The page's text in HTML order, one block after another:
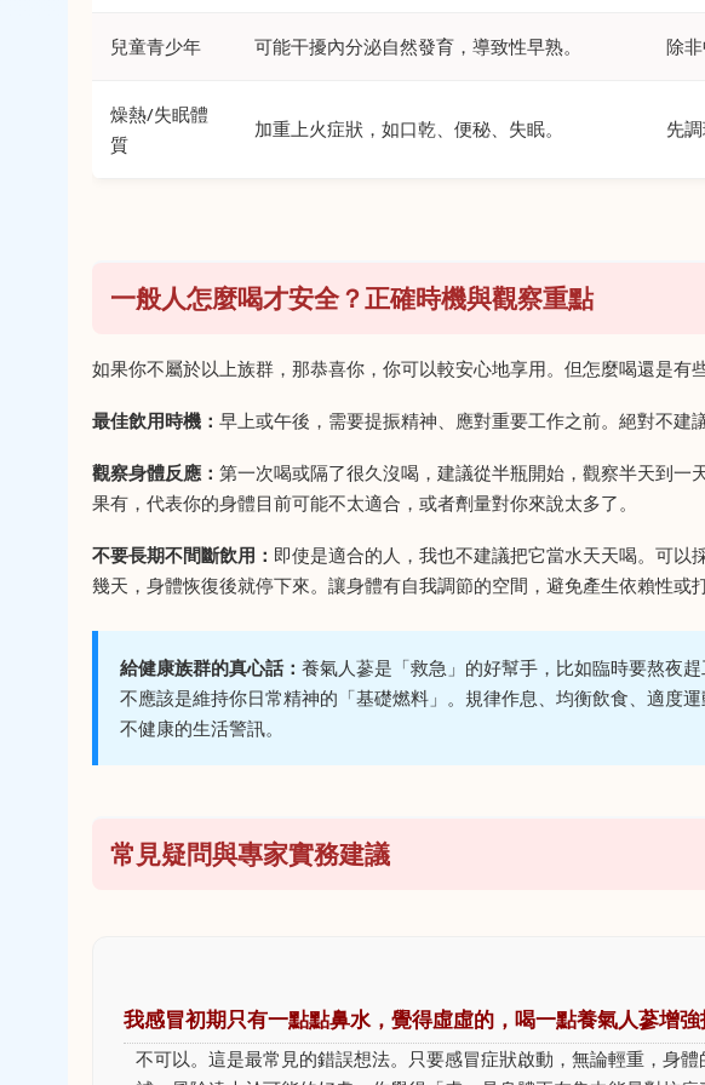
兒童青少年 可能干擾內分泌自然發育，導致性早熟。 除
燥熱/失眠體
質
加重上火症狀，如口乾、便秘、失眠。 先
一般人怎麼喝才安全？正確時機與觀察重點
如果你不屬於以上族群，那恭喜你，你可以較安心地享用。但怎麼喝還是有些
最佳飲用時機： 早上或午後，需要提振精神、應對重要工作之前。絕對不建
觀察身體反應： 第一次喝或隔了很久沒喝，建議從半瓶開始，觀察半天到
果有，代表你的身體目前可能不太適合，或者劑量對你來說太多了。
不要長期不間斷飲用： 即使是適合的人，我也不建議把它當水天天喝。可
幾天，身體恢復後就停下來。讓身體有自我調節的空間，避免產生依賴性或
給健康族群的真心話： 養氣人蔘是「救急」的好幫手，比如臨時要熬夜
不應該是維持你日常精神的「基礎燃料」。規律作息、均衡飲食、適度
不健康的生活警訊。
常見疑問與專家實務建議
我感冒初期只有一點點鼻水，覺得虛虛的，喝一點養氣人蔘增強
不可以。這是最常見的錯誤想法。只要感冒症狀啟動，無論輕重，身